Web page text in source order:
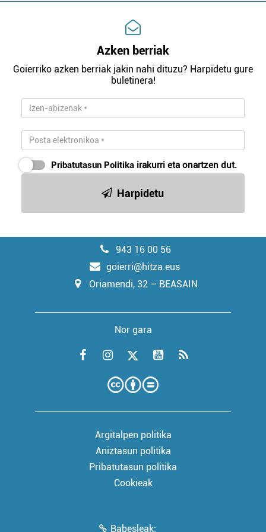
Azken berriak
Goierriko azken berriak jakin nahi dituzu? Harpidetu gure
buletinera!
Pribatutasun Politika irakurri eta onartzen dut.
Harpidetu
943 16 00 56
goierri@hitza.eus
Oriamendi, 32 – BEASAIN
Nor gara
Argitalpen politika
Aniztasun politika
Pribatutasun politika
Cookieak
Babesleak: